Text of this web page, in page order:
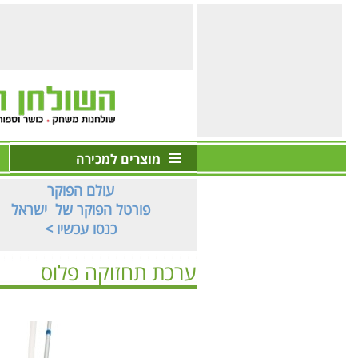
מוצרים למכירה
עולם הפוקר
פורטל הפוקר של ישראל
< כנסו עכשיו
ערכת תחזוקה פלוס